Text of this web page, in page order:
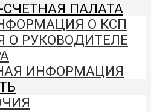
ПАЛАТА
О КСП
О РУКОВОДИТЕЛЕ
ИНФОРМАЦИЯ